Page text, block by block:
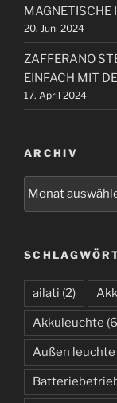
20. Juni 2024
ZAFFERANO
EINFACH MIT
17. April 2024
ARCHIV
i
v
ailati (2)
Akkuleuchte
Außen leuchte